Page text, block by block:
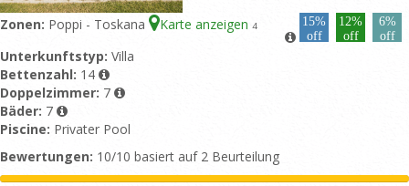
Zonen: Poppi - Toskana Karte anzeigen 4
15%
off
12%
off
6%
off
Unterkunftstyp: Villa
Bettenzahl: 14
Doppelzimmer: 7
Bäder: 7
Piscine: Privater Pool
Bewertungen: 10/10 basiert auf 2 Beurteilung